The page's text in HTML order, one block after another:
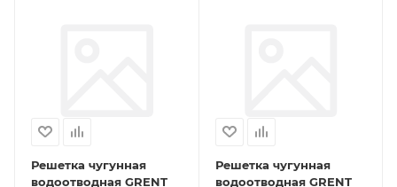
Решетка чугунная
водоотводная GRENT
Решетка чугунная
водоотводная GRENT